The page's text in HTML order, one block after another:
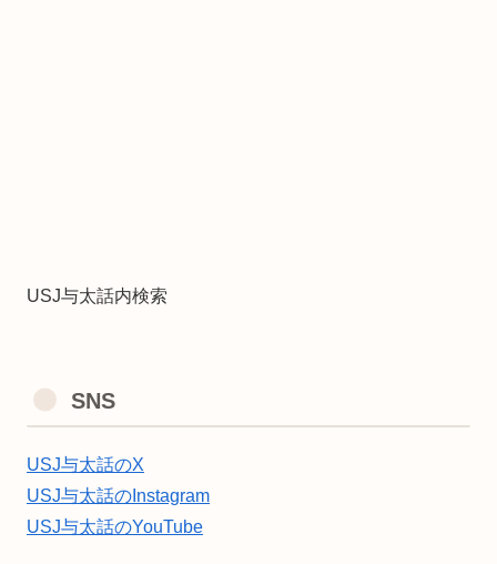
USJ与太話内検索
SNS
USJ与太話のX
USJ与太話のInstagram
USJ与太話のYouTube